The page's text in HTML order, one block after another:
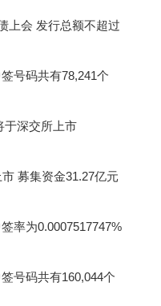
上会 发行总额不超过
号码共有78,241个
于深交所上市
募集资金31.27亿元
率为0.0007517747%
号码共有160,044个